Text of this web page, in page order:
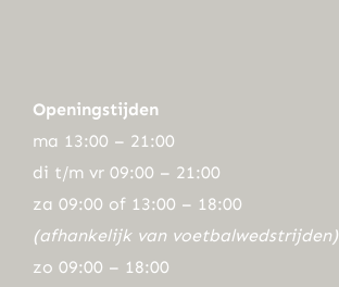
Openingstijden
ma 13:00 – 21:00
di t/m vr 09:00 – 21:00
za 09:00 of 13:00 – 18:00
(afhankelijk van voetbalwedstrijden)
zo 09:00 – 18:00